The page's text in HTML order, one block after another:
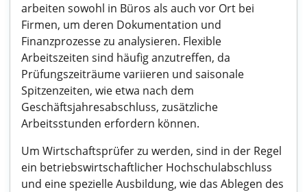
arbeiten sowohl in Büros als auch vor Ort bei
Firmen, um deren Dokumentation und
Finanzprozesse zu analysieren. Flexible
Arbeitszeiten sind häufig anzutreffen, da
Prüfungszeiträume variieren und saisonale
Spitzenzeiten, wie etwa nach dem
Geschäftsjahresabschluss, zusätzliche
Arbeitsstunden erfordern können.
Um Wirtschaftsprüfer zu werden, sind in der Regel
ein betriebswirtschaftlicher Hochschulabschluss
und eine spezielle Ausbildung, wie das Ablegen des